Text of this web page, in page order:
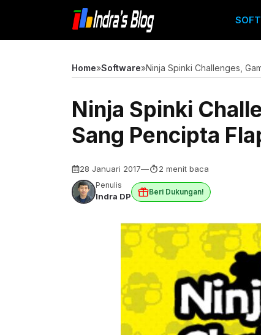
isi
Home»Software»Ninja Spinki Challenges,
Ninja Spinki
Sang Pencipta
28 Januari 2017— 2 menit baca
Penulis
Indra DP Beri Dukungan!